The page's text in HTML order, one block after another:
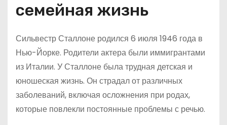
семейная жизнь
Сильвестр Сталлоне родился 6 июля 1946 года в
Нью-Йорке. Родители актера были иммигрантами
из Италии. У Сталлоне была трудная детская и
юношеская жизнь. Он страдал от различных
заболеваний, включая осложнения при родах,
которые повлекли постоянные проблемы с речью.